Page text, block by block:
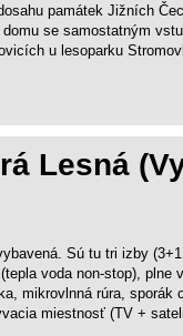
památek Jižních
se samostatným
u lesoparku
Lesná
Sú tu tri izby
voda non-stop), plne
mikrovlnná rúra, sporák
miestnosť (TV +